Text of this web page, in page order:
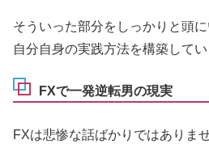
そういった部分をしっかりと頭
自分自身の実践方法を構築してい
FXで一発逆転男の現実
FXは悲惨な話ばかりではありませ